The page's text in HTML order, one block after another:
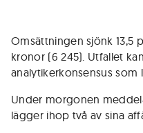
Omsättningen sjönk 13,5
kronor (6 245). Utfallet
analytikerkonsensus som
Under morgonen
lägger ihop två av sina